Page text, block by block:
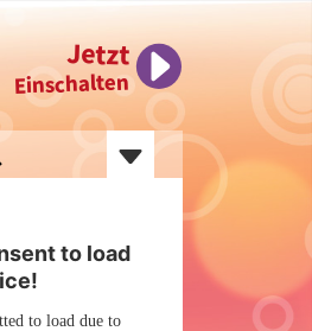
Jetzt
Einschalten
to load
to load due to